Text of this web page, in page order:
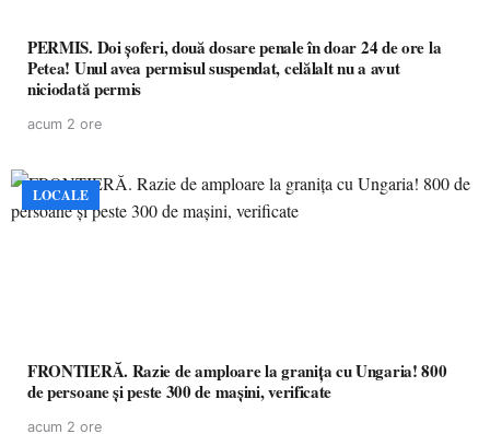
PERMIS. Doi șoferi, două dosare penale în doar 24 de ore la
Petea! Unul avea permisul suspendat, celălalt nu a avut
niciodată permis
acum 2 ore
LOCALE
FRONTIERĂ. Razie de amploare la granița cu Ungaria! 800
de persoane și peste 300 de mașini, verificate
acum 2 ore